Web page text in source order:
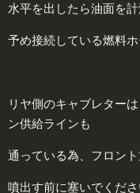
水平を出したら油面を計
予め接続している燃料
リヤ側のキャブレター
ン供給ラインも
通っている為、フロン
噴出す前に塞いでくださ